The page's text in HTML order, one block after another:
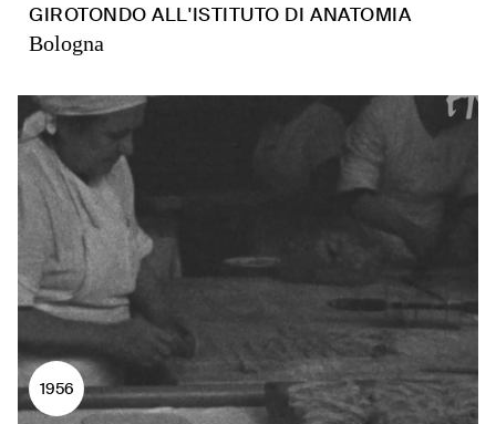
GIROTONDO ALL'ISTITUTO DI ANATOMIA
Bologna
1956